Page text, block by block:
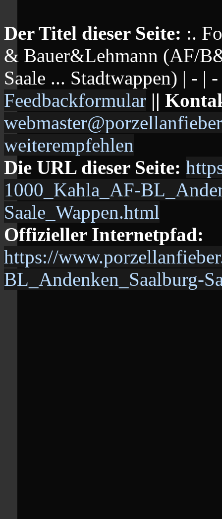
Der Titel dieser Seite: :.
& Bauer&Lehmann (AF/
Saale ... Stadtwappen) | - |
Feedbackformular ||
weiterempfehlen
Die URL dieser Seite:
1000_Kahla_AF-
Saale_Wappen.html
Offizieller Internetpfad:
https://
BL_Andenken_Saalburg-